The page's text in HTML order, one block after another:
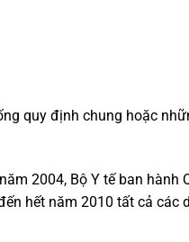
quy định chung hoặc
2004, Bộ Y tế ban hành
hết năm 2010 tất cả các